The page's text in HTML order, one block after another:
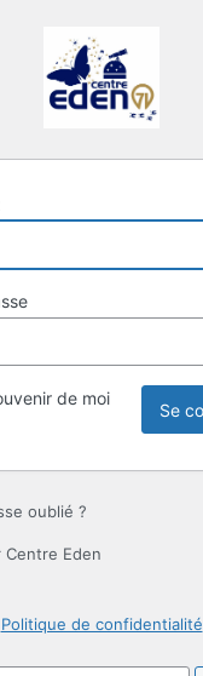
de moi
oublié ?
Eden
Politique de confidentialité